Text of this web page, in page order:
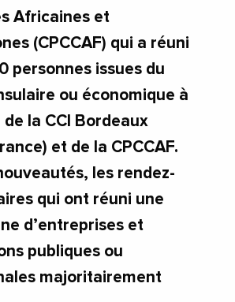
Africaines et
(CPCCAF) qui a réuni
personnes issues du
ou économique à
de la CCI Bordeaux
et de la CPCCAF.
les rendez-
qui ont réuni une
d’entreprises et
publiques ou
majoritairement